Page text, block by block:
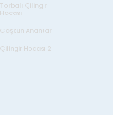
Torbalı Çilingir
Hocası
Coşkun Anahtar
Çilingir Hocası 2